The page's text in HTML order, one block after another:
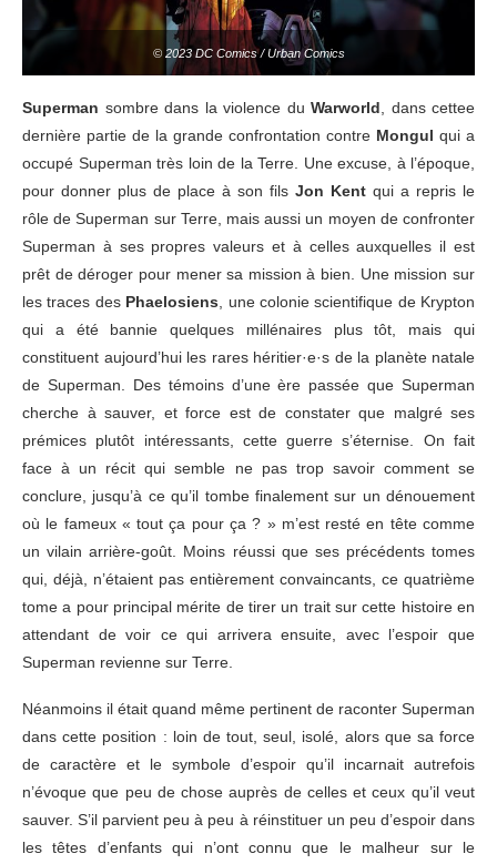
© 2023 DC Comics / Urban Comics
Superman sombre dans la violence du Warworld , dans cettee
dernière partie de la grande confrontation contre Mongul qui a
occupé Superman très loin de la Terre. Une excuse, à l’époque,
pour donner plus de place à son fils Jon Kent qui a repris le
rôle de Superman sur Terre, mais aussi un moyen de confronter
Superman à ses propres valeurs et à celles auxquelles il est
prêt de déroger pour mener sa mission à bien. Une mission sur
les traces des Phaelosiens , une colonie scientifique de Krypton
qui a été bannie quelques millénaires plus tôt, mais qui
constituent aujourd’hui les rares héritier·e·s de la planète natale
de Superman. Des témoins d’une ère passée que Superman
cherche à sauver, et force est de constater que malgré ses
prémices plutôt intéressants, cette guerre s’éternise. On fait
face à un récit qui semble ne pas trop savoir comment se
conclure, jusqu’à ce qu’il tombe finalement sur un dénouement
où le fameux « tout ça pour ça ? » m’est resté en tête comme
un vilain arrière-goût. Moins réussi que ses précédents tomes
qui, déjà, n’étaient pas entièrement convaincants, ce quatrième
tome a pour principal mérite de tirer un trait sur cette histoire en
attendant de voir ce qui arrivera ensuite, avec l’espoir que
Superman revienne sur Terre.
Néanmoins il était quand même pertinent de raconter Superman
dans cette position : loin de tout, seul, isolé, alors que sa force
de caractère et le symbole d’espoir qu’il incarnait autrefois
n’évoque que peu de chose auprès de celles et ceux qu’il veut
sauver. S’il parvient peu à peu à réinstituer un peu d’espoir dans
les têtes d’enfants qui n’ont connu que le malheur sur le